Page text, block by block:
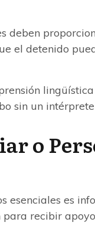
deben
el detenido
sin un
o
esenciales es
para recibir